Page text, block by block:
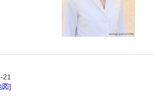
21
図]